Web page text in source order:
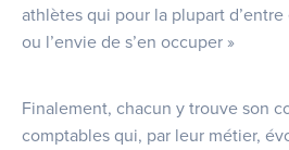
athlètes qui pour la plupart d’entre
ou l’envie de s’en occuper »
Finalement, chacun y trouve son
comptables qui, par leur métier,